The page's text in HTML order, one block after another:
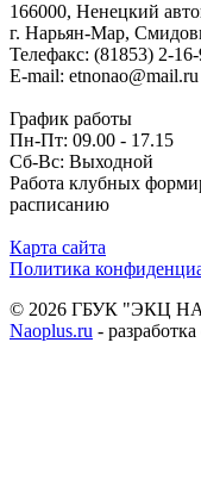
166000, Ненецкий
г. Нарьян-Мар,
Телефакс: (81853) 2-
E-mail: etnonao@mail.ru
График работы
Пн-Пт: 09.00 - 17.15
Сб-Вс: Выходной
Работа клубных
расписанию
Карта сайта
Политика
© 2026 ГБУК "ЭКЦ
Naoplus.ru -